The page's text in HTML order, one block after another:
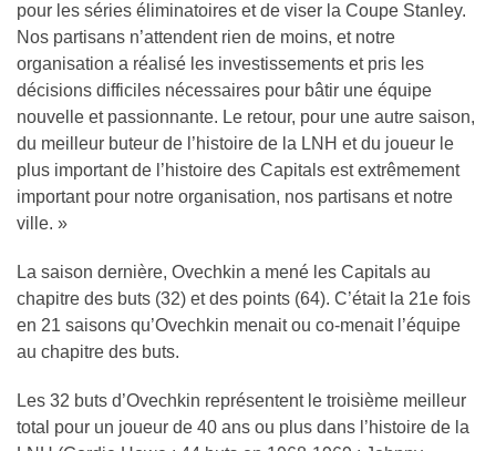
pour les séries éliminatoires et de viser la Coupe Stanley.
Nos partisans n’attendent rien de moins, et notre
organisation a réalisé les investissements et pris les
décisions difficiles nécessaires pour bâtir une équipe
nouvelle et passionnante. Le retour, pour une autre saison,
du meilleur buteur de l’histoire de la LNH et du joueur le
plus important de l’histoire des Capitals est extrêmement
important pour notre organisation, nos partisans et notre
ville. »
La saison dernière, Ovechkin a mené les Capitals au
chapitre des buts (32) et des points (64). C’était la 21e fois
en 21 saisons qu’Ovechkin menait ou co-menait l’équipe
au chapitre des buts.
Les 32 buts d’Ovechkin représentent le troisième meilleur
total pour un joueur de 40 ans ou plus dans l’histoire de la